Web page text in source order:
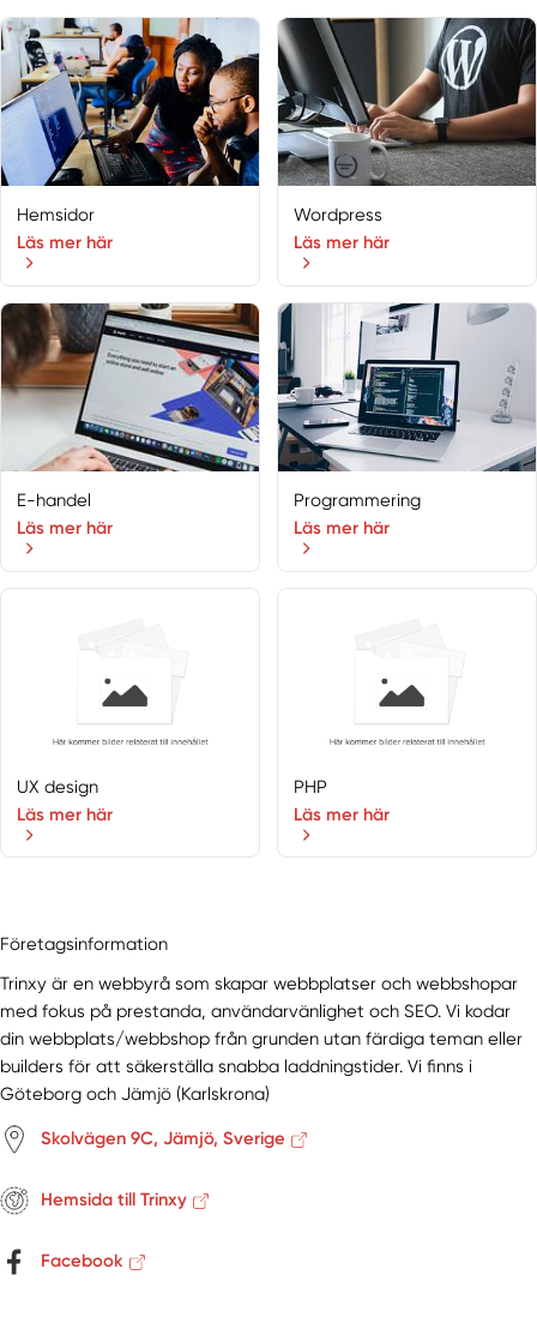
Hemsidor
Läs mer här
Wordpress
Läs mer här
E-handel
Läs mer här
Programmering
Läs mer här
UX design
Läs mer här
PHP
Läs mer här
Företagsinformation
Trinxy är en webbyrå som skapar webbplatser och webbshopar
med fokus på prestanda, användarvänlighet och SEO. Vi kodar
din webbplats/webbshop från grunden utan färdiga teman eller
builders för att säkerställa snabba laddningstider. Vi finns i
Göteborg och Jämjö (Karlskrona)
Skolvägen 9C, Jämjö, Sverige
Hemsida till Trinxy
Facebook